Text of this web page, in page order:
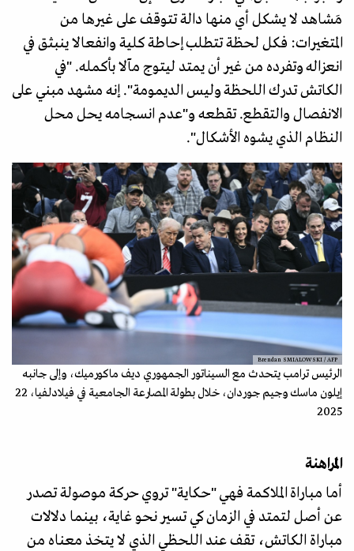
مَشاهد لا يشكل أي منها دالة تتوقف على غيرها من
المتغيرات: فكل لحظة تتطلب إحاطة كلية وانفعالا ينبثق في
انعزاله وتفرده من غير أن يمتد ليتوج مآلا بأكمله. "في
الكاتش تدرك اللحظة وليس الديمومة". إنه مشهد مبني على
الانفصال والتقطع. تقطعه و"عدم انسجامه يحل محل
النظام الذي يشوه الأشكال".
Brendan SMIALOWSKI / AFP
الرئيس ترامب يتحدث مع السيناتور الجمهوري ديف ماكورميك، وإلى جانبه
إيلون ماسك وجيم جوردان، خلال بطولة المصارعة الجامعية في فيلادلفيا، 22
2025
المراهنة
أما مباراة الملاكمة فهي "حكاية" تروي حركة موصولة تصدر
عن أصل لتمتد في الزمان كي تسير نحو غاية، بينما دلالات
مباراة الكاتش، تقف عند اللحظي الذي لا يتخذ معناه من